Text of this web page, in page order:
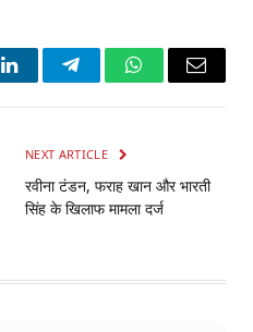
LinkedInTelegramWhatsApp
Email
NEXT ARTICLE
रवीना टंडन, फराह खान और भारती
सिंह के खिलाफ मामला दर्ज